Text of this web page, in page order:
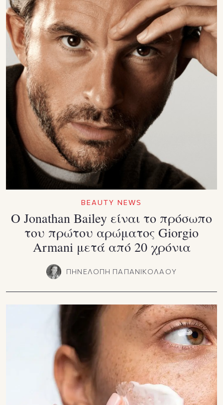
BEAUTY NEWS
Ο Jonathan Bailey είναι το πρόσωπο
του πρώτου αρώματος Giorgio
Armani μετά από 20 χρόνια
ΠΗΝΕΛΟΠΗ ΠΑΠΑΝΙΚΟΛΑΟΥ